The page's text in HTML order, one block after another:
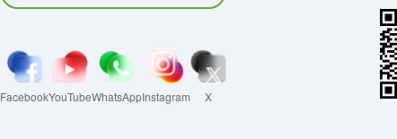
FacebookYouTubeWhatsAppInstagram X